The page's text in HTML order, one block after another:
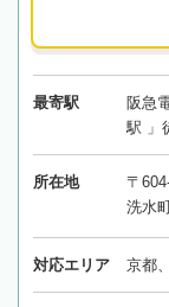
最寄駅
阪急
駅 」
所在地
〒
洗水
対応エリア 京都